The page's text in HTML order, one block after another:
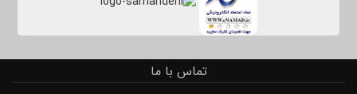
تماس با ما